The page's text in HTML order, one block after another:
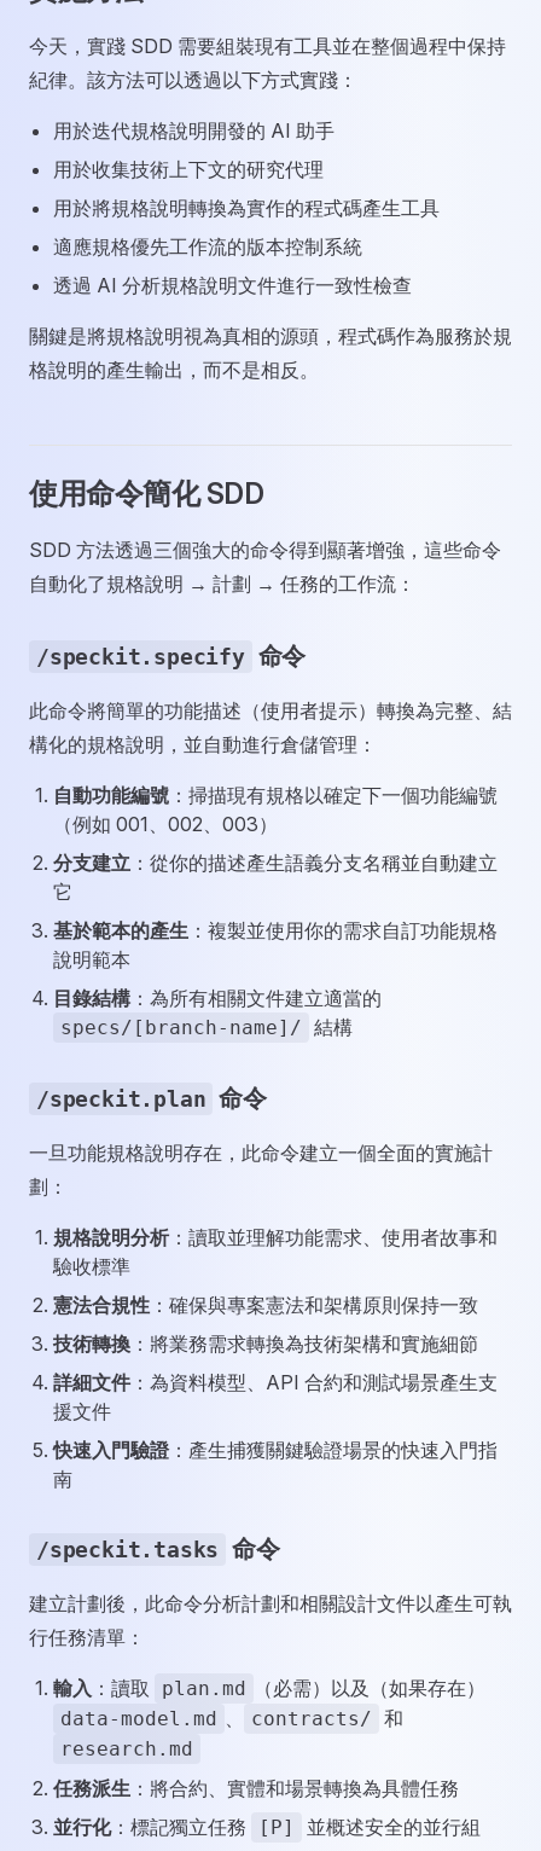
今天，實踐 SDD 需要組裝現有工具並在整個過程中保持
紀律。該方法可以透過以下方式實踐：
用於迭代規格說明開發的 AI 助手
用於收集技術上下文的研究代理
用於將規格說明轉換為實作的程式碼產生工具
適應規格優先工作流的版本控制系統
透過 AI 分析規格說明文件進行一致性檢查
關鍵是將規格說明視為真相的源頭，程式碼作為服務於規
格說明的產生輸出，而不是相反。
使用命令簡化 SDD
SDD 方法透過三個強大的命令得到顯著增強，這些命令
自動化了規格說明 → 計劃 → 任務的工作流：
/speckit.specify 命令
此命令將簡單的功能描述（使用者提示）轉換為完整、結
構化的規格說明，並自動進行倉儲管理：
自動功能編號 ：掃描現有規格以確定下一個功能編號
（例如 001、002、003）
分支建立 ：從你的描述產生語義分支名稱並自動建立
它
基於範本的產生 ：複製並使用你的需求自訂功能規格
說明範本
目錄結構 ：為所有相關文件建立適當的
specs/[branch-name]/ 結構
/speckit.plan 命令
一旦功能規格說明存在，此命令建立一個全面的實施計
劃：
規格說明分析：讀取並理解功能需求、使用者故事和
驗收標準
憲法合規性 ：確保與專案憲法和架構原則保持一致
技術轉換 ：將業務需求轉換為技術架構和實施細節
詳細文件：為資料模型、API 合約和測試場景產生支
援文件
快速入門驗證：產生捕獲關鍵驗證場景的快速入門指
南
/speckit.tasks 命令
建立計劃後，此命令分析計劃和相關設計文件以產生可執
行任務清單：
輸入 ：讀取 plan.md （必需）以及（如果存在）
data-model.md 、 contracts/ 和
research.md
任務派生 ：將合約、實體和場景轉換為具體任務
並行化：標記獨立任務 [P]
並概述安全的並行組